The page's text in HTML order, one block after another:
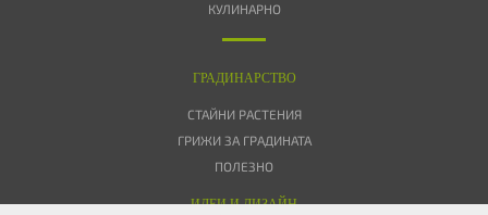
КУЛИНАРНО
ГРАДИНАРСТВО
СТАЙНИ РАСТЕНИЯ
ГРИЖИ ЗА ГРАДИНАТА
ПОЛЕЗНО
ИДЕИ И ДИЗАЙН